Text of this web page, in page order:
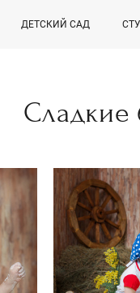
ДЕТСКИЙ САД
Сладкие